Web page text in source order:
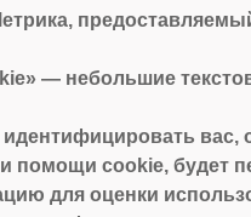
— небольшие
cookie, будет
для оценки